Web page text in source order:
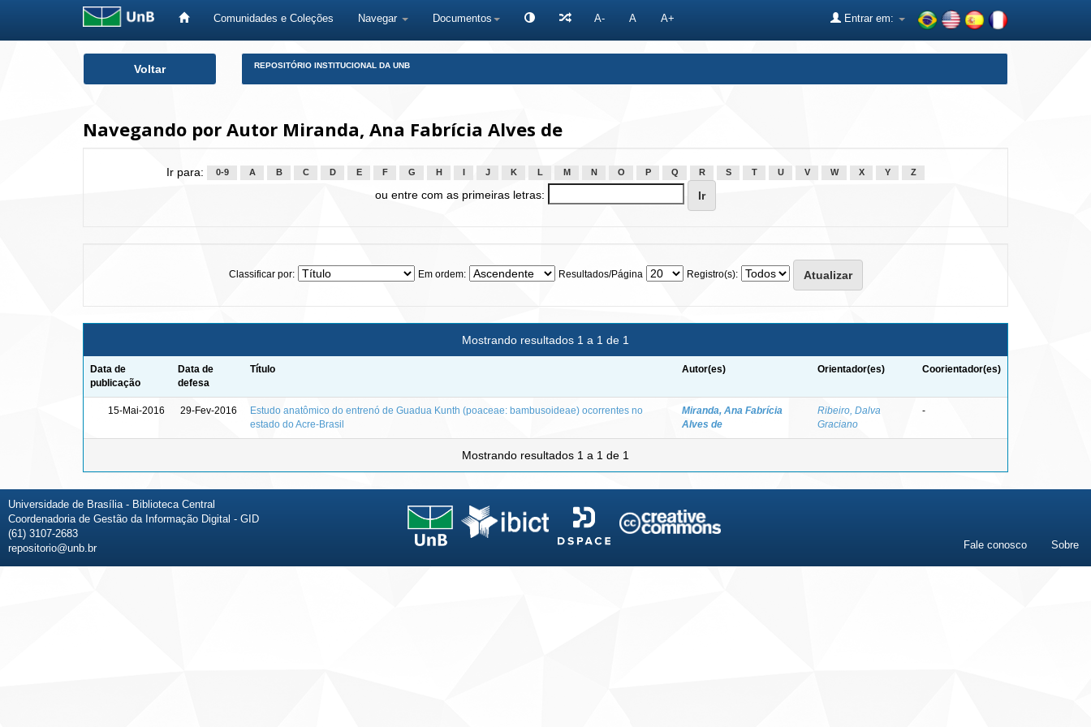
Comunidades e Coleções Navegar Documentos A- A A+ Entrar em:
Voltar REPOSITÓRIO INSTITUCIONAL DA UNB
Navegando por Autor Miranda, Ana Fabrícia Alves de
Ir para: 0-9 A B C D E F G H J K L M N O P Q R S T U V W X Y Z
ou entre com as primeiras letras:
Classificar por: Em ordem: Resultados/Página Registro(s):
Mostrando resultados 1 a 1 de 1
Data de
publicação
Data de
defesa
Título Autor(es) Orientador(es) Coorientador(es)
15-Mai-2016 29-Fev-2016
Estudo anatômico do entrenó de Guadua Kunth (poaceae: bambusoideae) ocorrentes no
estado do Acre-Brasil
Miranda, Ana Fabrícia
Alves de
Ribeiro, Dalva
Graciano
-
Mostrando resultados 1 a 1 de 1
Universidade de Brasília - Biblioteca Central
Coordenadoria de Gestão da Informação Digital - GID
(61) 3107-2683
repositorio@unb.br
Fale conosco Sobre